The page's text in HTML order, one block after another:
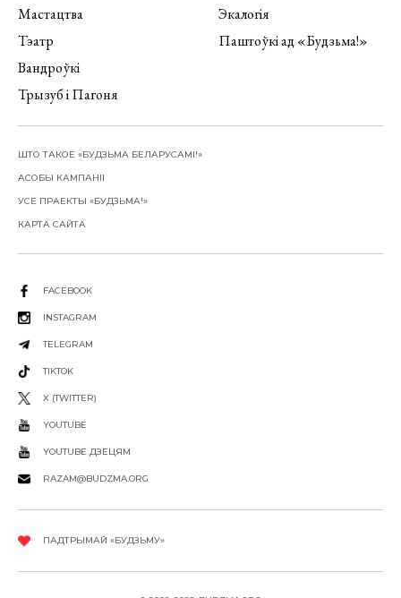
Мастацтва
Тэатр
Вандроўкі
Трызуб і Пагоня
Экалогія
Паштоўкі ад «Будзьма!»
ШТО ТАКОЕ «БУДЗЬМА БЕЛАРУСАМІ!»
АСОБЫ КАМПАНІІ
УСЕ ПРАЕКТЫ «БУДЗЬМА!»
КАРТА САЙТА
FACEBOOK
INSTAGRAM
TELEGRAM
TIKTOK
X (TWITTER)
YOUTUBE
YOUTUBE ДЗЕЦЯМ
RAZAM@BUDZMA.ORG
ПАДТРЫМАЙ «БУДЗЬМУ»